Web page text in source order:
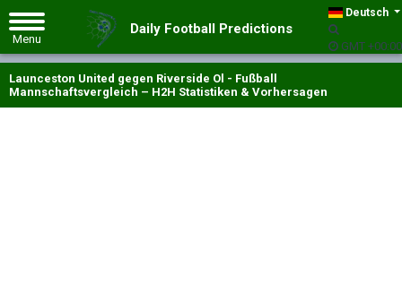
Deutsch
GMT +00:00
Daily Football Predictions
Launceston United gegen Riverside Ol - Fußball
Mannschaftsvergleich – H2H Statistiken & Vorhersagen